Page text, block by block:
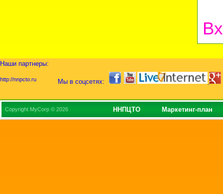
Наши партнеры:
Мы в соцсетях:
http://nnpcto.ru
Copyright MyCorp © 2026 ННПЦТО Маркетинг-план